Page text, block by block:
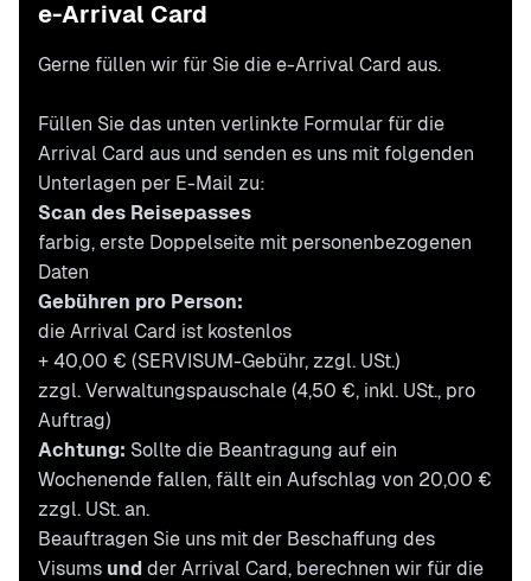
e-Arrival Card
Gerne füllen wir für Sie die e-Arrival Card aus.
Füllen Sie das unten verlinkte Formular für die
Arrival Card aus und senden es uns mit folgenden
Unterlagen per E-Mail zu:
Scan des Reisepasses
farbig, erste Doppelseite mit personenbezogenen
Daten
Gebühren pro Person:
die Arrival Card ist kostenlos
+ 40,00 € (SERVISUM-Gebühr, zzgl. USt.)
zzgl. Verwaltungspauschale (4,50 €, inkl. USt., pro
Auftrag)
Achtung: Sollte die Beantragung auf ein
Wochenende fallen, fällt ein Aufschlag von 20,00 €
zzgl. USt. an.
Beauftragen Sie uns mit der Beschaffung des
Visums und der Arrival Card, berechnen wir für die